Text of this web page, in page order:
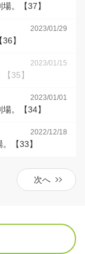
。【37】
2023/01/29
】
2023/01/15
35】
2023/01/01
。【34】
2022/12/18
【33】
次へ